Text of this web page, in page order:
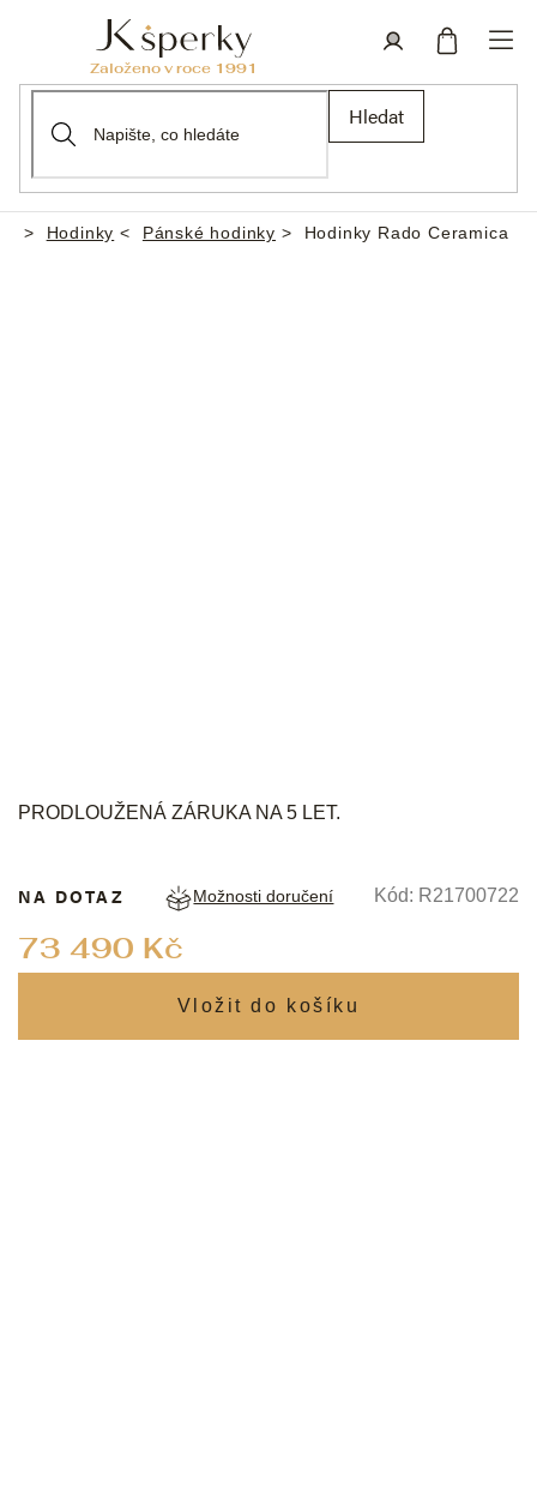
Hledat
Domů
Hodinky Pánské hodinky Hodinky Rado Ceramica
PRODLOUŽENÁ ZÁRUKA NA 5 LET.
73 490 Kč
NA DOTAZ Možnosti doručení Kód: R21700722